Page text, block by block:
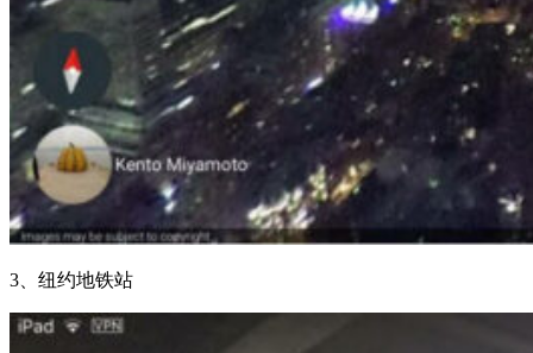
3、纽约地铁站